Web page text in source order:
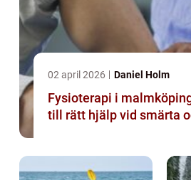
02 april 2026 Daniel Holm
Fysioterapi i malmköping
till rätt hjälp vid smärta